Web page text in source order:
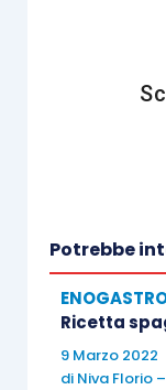
lungo
Potrebbe
Ricetta
9 Marzo 2022
di Niva Florio